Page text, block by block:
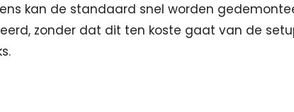
kan de standaard snel worden
zonder dat dit ten koste gaat van de